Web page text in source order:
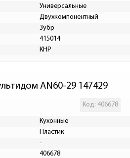
Универсальные
Двухкомпонентный
Зубр
415014
КНР
AN60-29 147429
Код: 406678
Кухонные
Пластик
-
406678